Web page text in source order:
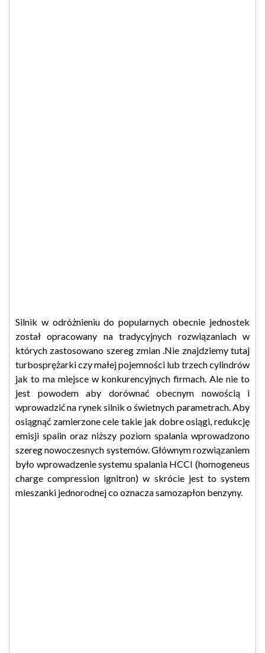
Silnik w odróżnieniu do popularnych obecnie jednostek
został opracowany na tradycyjnych rozwiązaniach w
których zastosowano szereg zmian .Nie znajdziemy tutaj
turbosprężarki czy małej pojemności lub trzech cylindrów
jak to ma miejsce w konkurencyjnych firmach. Ale nie to
jest powodem aby dorównać obecnym nowością i
wprowadzić na rynek silnik o świetnych parametrach. Aby
osiągnąć zamierzone cele takie jak dobre osiągi, redukcję
emisji spalin oraz niższy poziom spalania wprowadzono
szereg nowoczesnych systemów. Głównym rozwiązaniem
było wprowadzenie systemu spalania HCCI (homogeneus
charge compression ignitron) w skrócie jest to system
mieszanki jednorodnej co oznacza samozapłon benzyny.